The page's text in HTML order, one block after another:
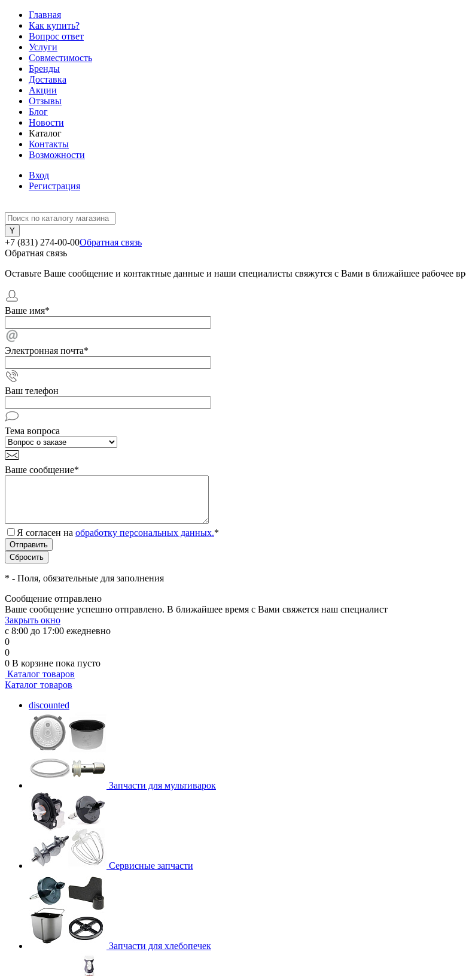
Главная
Как купить?
Вопрос ответ
Услуги
Совместимость
Бренды
Доставка
Акции
Отзывы
Блог
Новости
Каталог
Контакты
Возможности
Вход
Регистрация
+7 (831) 274-00-00Обратная связь
Обратная связь
Оставьте Ваше сообщение и контактные данные и наши специалисты свяжутся с Вами в ближайшее рабочее
Ваше имя*
Электронная почта*
Ваш телефон
Тема вопроса
Ваше сообщение*
Я согласен на обработку персональных данных.*
* - Поля, обязательные для заполнения
Сообщение отправлено
Ваше сообщение успешно отправлено. В ближайшее время с Вами свяжется наш специалист
Закрыть окно
с 8:00 до 17:00 ежедневно
0
0
0 В корзине пока пусто
Каталог товаров
Каталог товаров
discounted
Запчасти для мультиварок
Сервисные запчасти
Запчасти для хлебопечек